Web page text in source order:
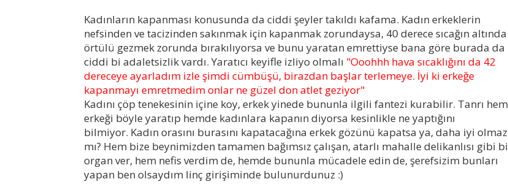
Kadınların kapanması konusunda da ciddi şeyler takıldı kafama. Kadın erkeklerin
nefsinden ve tacizinden sakınmak için kapanmak zorundaysa, 40 derece sıcağın altında
örtülü gezmek zorunda bırakılıyorsa ve bunu yaratan emrettiyse bana göre burada da
ciddi bi adaletsizlik vardı. Yaratıcı keyifle izliyo olmalı "Ooohhh hava sıcaklığını da 42
dereceye ayarladım izle şimdi cümbüşü, birazdan başlar terlemeye. İyi ki erkeğe
kapanmayı emretmedim onlar ne güzel don atlet geziyor"
Kadını çöp tenekesinin içine koy, erkek yinede bununla ilgili fantezi kurabilir. Tanrı hem
erkeği böyle yaratıp hemde kadınlara kapanın diyorsa kesinlikle ne yaptığını
bilmiyor. Kadın orasını burasını kapatacağına erkek gözünü kapatsa ya, daha iyi olmaz
mı? Hem bize beynimizden tamamen bağımsız çalışan, atarlı mahalle delikanlısı gibi bi
organ ver, hem nefis verdim de, hemde bununla mücadele edin de, şerefsizim bunları
yapan ben olsaydım linç girişiminde bulunurdunuz :)